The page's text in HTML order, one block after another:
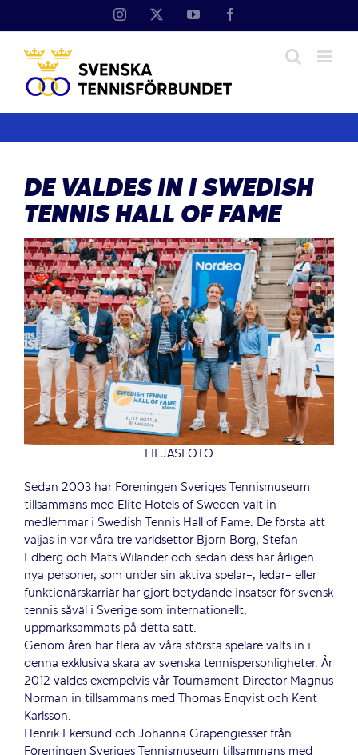
Instagram YouTube
DE VALDES IN I SWEDISH
TENNIS HALL OF FAME
LILJASFOTO
Sedan 2003 har Föreningen Sveriges Tennismuseum
tillsammans med Elite Hotels of Sweden valt in
medlemmar i Swedish Tennis Hall of Fame. De första att
väljas in var våra tre världsettor Björn Borg, Stefan
Edberg och Mats Wilander och sedan dess har årligen
nya personer, som under sin aktiva spelar-, ledar- eller
funktionärskarriär har gjort betydande insatser för svensk
tennis såväl i Sverige som internationellt,
uppmärksammats på detta sätt.
Genom åren har flera av våra största spelare valts in i
denna exklusiva skara av svenska tennispersonligheter. År
2012 valdes exempelvis vår Tournament Director Magnus
Norman in tillsammans med Thomas Enqvist och Kent
Karlsson.
Henrik Ekersund och Johanna Grapengiesser från